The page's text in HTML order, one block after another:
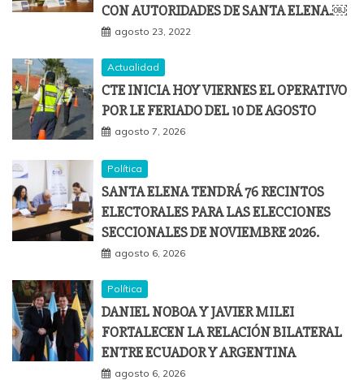
CON AUTORIDADES DE SANTA ELENA.￼
agosto 23, 2022
Actualidad
CTE INICIA HOY VIERNES EL OPERATIVO
POR LE FERIADO DEL 10 DE AGOSTO
agosto 7, 2026
Política
SANTA ELENA TENDRÁ 76 RECINTOS
ELECTORALES PARA LAS ELECCIONES
SECCIONALES DE NOVIEMBRE 2026.
agosto 6, 2026
Política
DANIEL NOBOA Y JAVIER MILEI
FORTALECEN LA RELACIÓN BILATERAL
ENTRE ECUADOR Y ARGENTINA
agosto 6, 2026